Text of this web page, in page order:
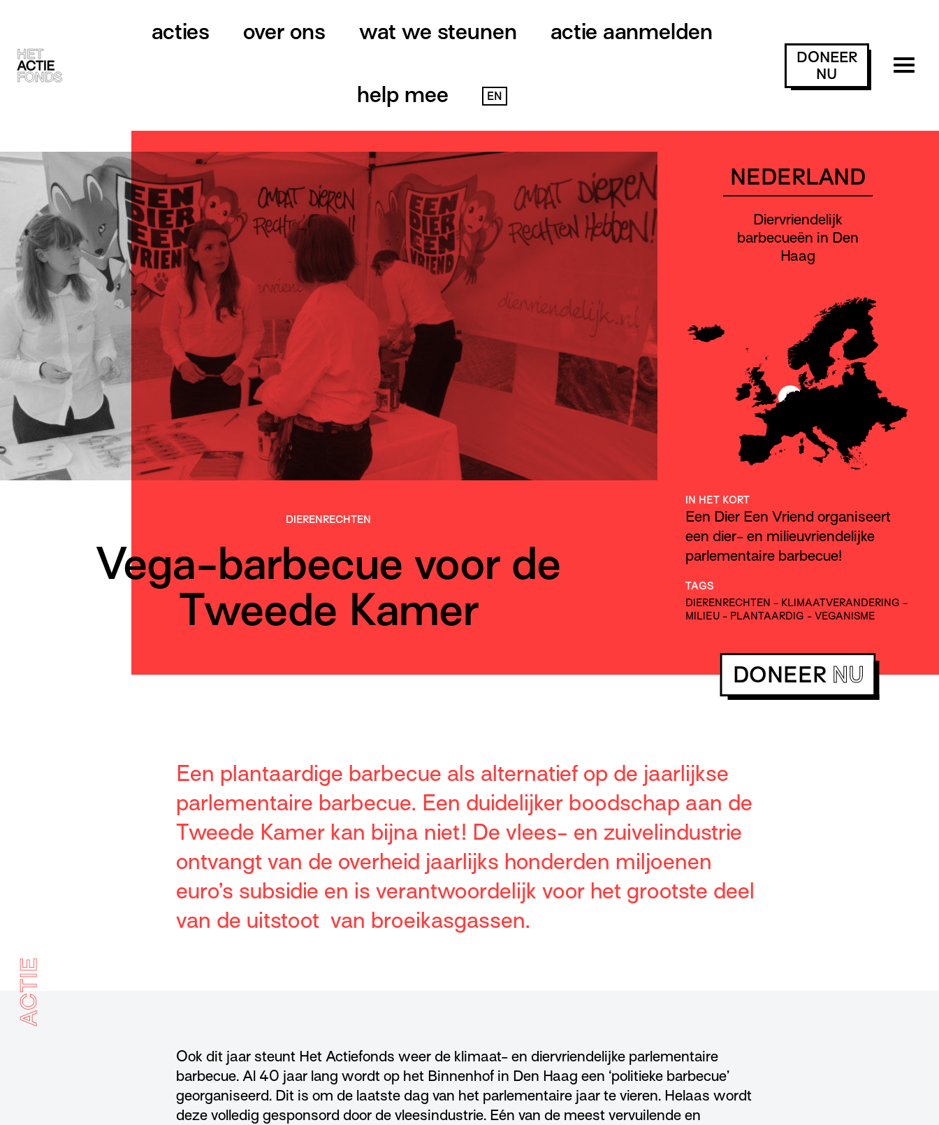
acties over ons wat we steunen actie aanmelden
help mee EN
DONEER
NU
DIEREN­RECHTEN
Vega-barbecue voor de
Tweede Kamer
NEDERLAND
Diervriendelijk
barbecueën in Den
Haag
IN HET KORT
Een Dier Een Vriend organiseert
een dier- en milieuvriendelijke
parlementaire barbecue!
TAGS
DIERENRECHTEN - KLIMAATVERANDERING -
MILIEU- PLANTAARDIG - VEGANISME
DONEER NU
Een plantaardige barbecue als alternatief op de jaarlijkse
parlementaire barbecue. Een duidelijker boodschap aan de
Tweede Kamer kan bijna niet! De vlees- en zuivelindustrie
ontvangt van de overheid jaarlijks honderden miljoenen
euro’s subsidie en is verantwoordelijk voor het grootste deel
van de uitstoot van broeikasgassen.
ACTIE
Ook dit jaar steunt Het Actiefonds weer de klimaat- en diervriendelijke parlementaire
barbecue. Al 40 jaar lang wordt op het Binnenhof in Den Haag een ‘politieke barbecue’
georganiseerd. Dit is om de laatste dag van het parlementaire jaar te vieren. Helaas wordt
deze volledig gesponsord door de vleesindustrie. Eén van de meest vervuilende en